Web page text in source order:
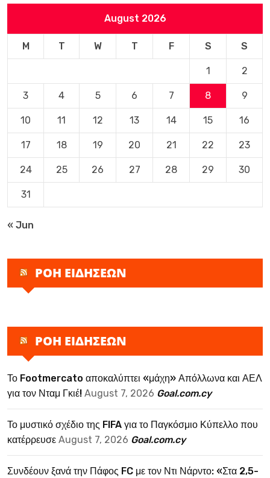
August 2026
M T W T F S S
1 2
3 4 5 6 7 8 9
10 11 12 13 14 15 16
17 18 19 20 21 22 23
24 25 26 27 28 29 30
31
« Jun
ΡΟΗ ΕΙΔΗΣΕΩΝ
ΡΟΗ ΕΙΔΗΣΕΩΝ
Το Footmercato αποκαλύπτει «μάχη» Απόλλωνα και ΑΕΛ
για τον Νταμ Γκιέ! August 7, 2026 Goal.com.cy
Το μυστικό σχέδιο της FIFA για το Παγκόσμιο Κύπελλο που
κατέρρευσε August 7, 2026 Goal.com.cy
Συνδέουν ξανά την Πάφος FC με τον Ντι Νάρντο: «Στα 2,5-